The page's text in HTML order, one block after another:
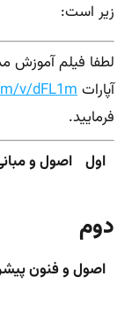
زیر است:
لطفا فیلم آموزش
آپاراتv/dFL1m
فرمایید.
اول اصول و
دوم
اصول و فنون